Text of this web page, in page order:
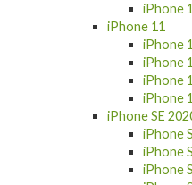
iPhone
iPhone 11
iPhone
iPhone
iPhone
iPhone
iPhone SE
iPhone
iPhone
iPhone